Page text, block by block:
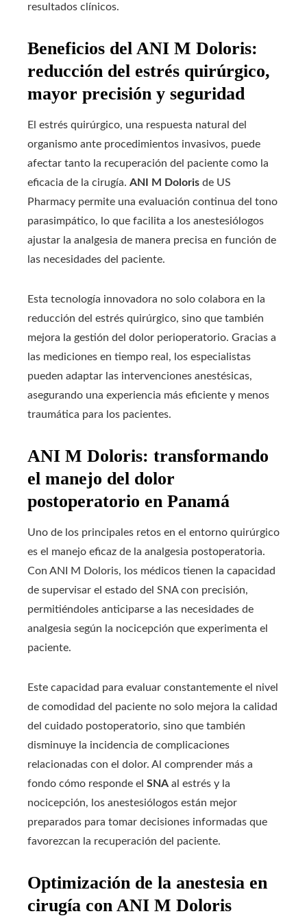
resultados clínicos.
Beneficios del ANI M Doloris:
reducción del estrés quirúrgico,
mayor precisión y seguridad
El estrés quirúrgico, una respuesta natural del
organismo ante procedimientos invasivos, puede
afectar tanto la recuperación del paciente como la
eficacia de la cirugía. ANI M Doloris de US
Pharmacy permite una evaluación continua del tono
parasimpático, lo que facilita a los anestesiólogos
ajustar la analgesia de manera precisa en función de
las necesidades del paciente.
Esta tecnología innovadora no solo colabora en la
reducción del estrés quirúrgico, sino que también
mejora la gestión del dolor perioperatorio. Gracias a
las mediciones en tiempo real, los especialistas
pueden adaptar las intervenciones anestésicas,
asegurando una experiencia más eficiente y menos
traumática para los pacientes.
ANI M Doloris: transformando
el manejo del dolor
postoperatorio en Panamá
Uno de los principales retos en el entorno quirúrgico
es el manejo eficaz de la analgesia postoperatoria.
Con ANI M Doloris, los médicos tienen la capacidad
de supervisar el estado del SNA con precisión,
permitiéndoles anticiparse a las necesidades de
analgesia según la nocicepción que experimenta el
paciente.
Este capacidad para evaluar constantemente el nivel
de comodidad del paciente no solo mejora la calidad
del cuidado postoperatorio, sino que también
disminuye la incidencia de complicaciones
relacionadas con el dolor. Al comprender más a
fondo cómo responde el SNA al estrés y la
nocicepción, los anestesiólogos están mejor
preparados para tomar decisiones informadas que
favorezcan la recuperación del paciente.
Optimización de la anestesia en
cirugía con ANI M Doloris